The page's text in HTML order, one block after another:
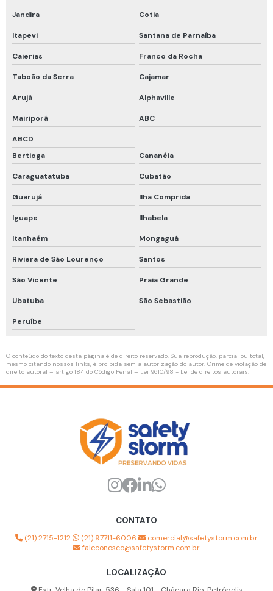
Equipamentos de espaço confinado
Vestimenta de bombeiro
Cadastro de espaço confinado
Calibração rbc
Calibração rbc e rastreável
Cilindro calibração 4 gases
Curso de detecção de gases
Curso de proteção respiratória
Curso programa de proteção respiratória
Detector fixo de gases
Empatamento de mangueiras
Linha de vida horizontal temporária
Manutenção de compressor de ar
Teste de qualidade do ar
Treinamento de proteção respiratória
Roupa de aproximação para combate a incêndio
Manutenção de conjunto autônomo
Higienização de conjunto autônomo
Empatamento de mangueiras de ar respirável
Jandira Cotia
Itapevi Santana de Parnaíba
Caierias Franco da Rocha
Taboão da Serra Cajamar
Arujá Alphaville
Mairiporã ABC
ABCD
Bertioga
Cananéia
Caraguatatuba Cubatão
Guarujá Ilha Comprida
Iguape Ilhabela
Itanhaém Mongaguá
Riviera de São Lourenço Santos
São Vicente Praia Grande
Ubatuba São Sebastião
Peruíbe
O conteúdo do texto desta página é de direito reservado. Sua reprodução, parcial ou total,
mesmo citando nossos links, é proibida sem a autorização do autor. Crime de violação de
direito autoral – artigo 184 do Código Penal – Lei 9610/98 - Lei de direitos autorais.
CONTATO
(21) 2715-1212 (21) 97711-6006
comercial@safetystorm.com.br
faleconosco@safetystorm.com.br
LOCALIZAÇÃO